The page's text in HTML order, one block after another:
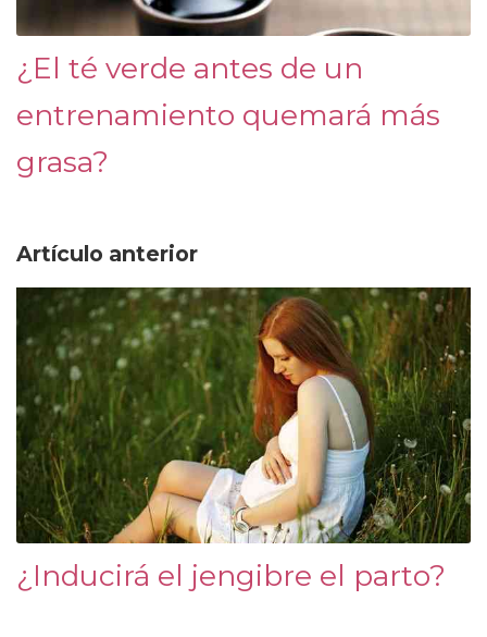
¿El té verde antes de un
entrenamiento quemará más
grasa?
Artículo anterior
¿Inducirá el jengibre el parto?